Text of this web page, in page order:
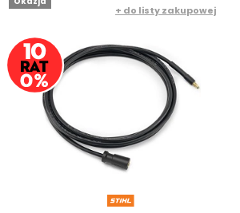
+ do listy zakupowej